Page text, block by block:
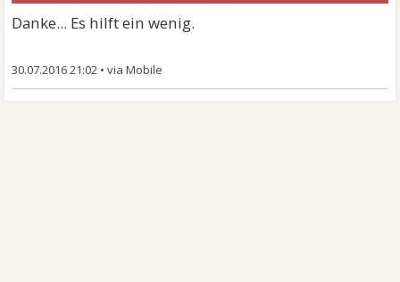
Danke... Es hilft ein wenig.
30.07.2016 21:02 •